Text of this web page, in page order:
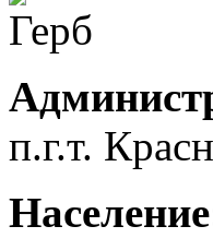
п.г.т.